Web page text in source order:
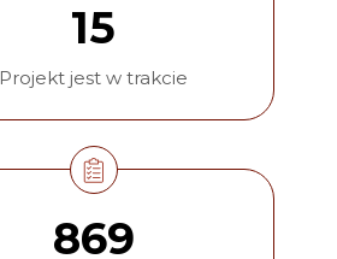
15
Projekt jest w trakcie
869